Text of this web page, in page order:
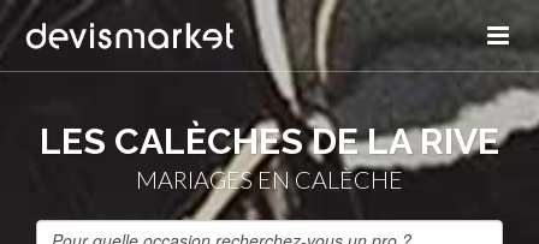
LES CALÈCHES DE LA RIVE
MARIAGES EN CALÈCHE